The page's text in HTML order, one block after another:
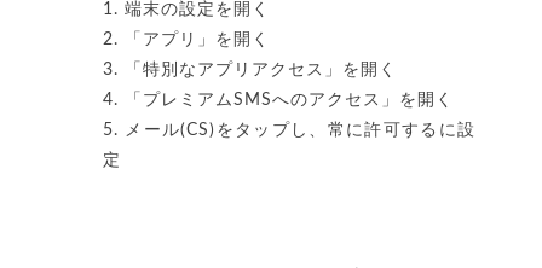
1. 端末の設定を開く
2. 「アプリ」を開く
3. 「特別なアプリアクセス」を開く
4. 「プレミアムSMSへのアクセス」を開く
5. メール(CS)をタップし、常に許可するに設
定